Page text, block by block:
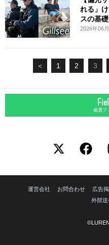
れる」
スの基
2026年06
＜ 1 2 3
厳選フ
運営会社 お問合わせ 広告
外部送